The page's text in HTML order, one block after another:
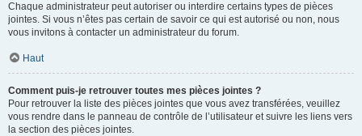
Chaque administrateur peut autoriser ou interdire certains types de pièces
jointes. Si vous n’êtes pas certain de savoir ce qui est autorisé ou non, nous
vous invitons à contacter un administrateur du forum.
Haut
Comment puis-je retrouver toutes mes pièces jointes ?
Pour retrouver la liste des pièces jointes que vous avez transférées, veuillez
vous rendre dans le panneau de contrôle de l’utilisateur et suivre les liens vers
la section des pièces jointes.